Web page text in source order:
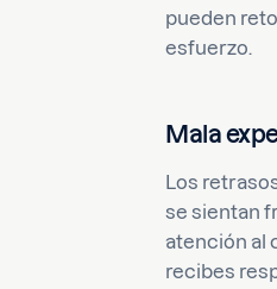
pueden
esfuerzo.
Mala
Los
se sientan
atención al
recibes